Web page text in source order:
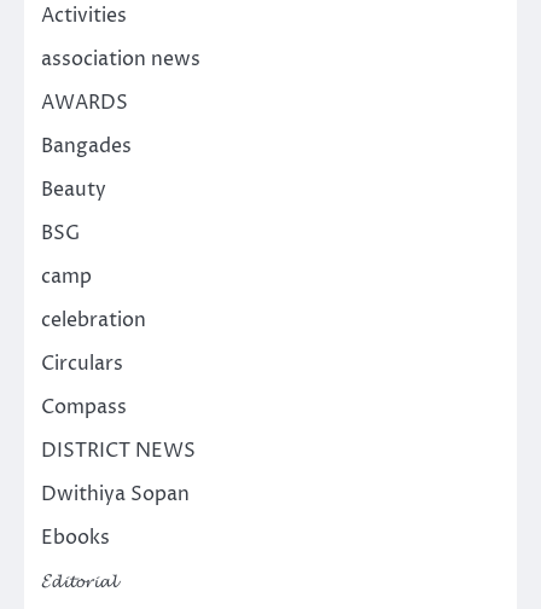
Activities
association news
AWARDS
Bangades
Beauty
BSG
camp
celebration
Circulars
Compass
DISTRICT NEWS
Dwithiya Sopan
Ebooks
𝓔𝓭𝓲𝓽𝓸𝓻𝓲𝓪𝓵